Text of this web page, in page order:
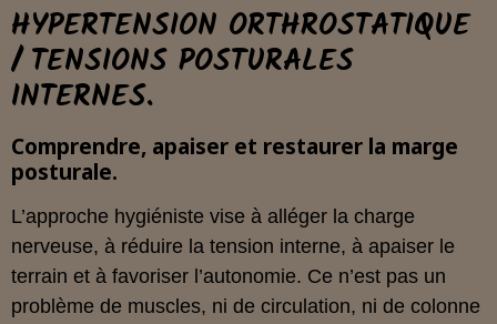
HYPERTENSION ORTHROSTATIQUE
/ TENSIONS POSTURALES
INTERNES.
Comprendre, apaiser et restaurer la marge
posturale.
L’approche hygiéniste vise à alléger la charge
nerveuse, à réduire la tension interne, à apaiser le
terrain et à favoriser l’autonomie. Ce n’est pas un
problème de muscles, ni de circulation, ni de colonne